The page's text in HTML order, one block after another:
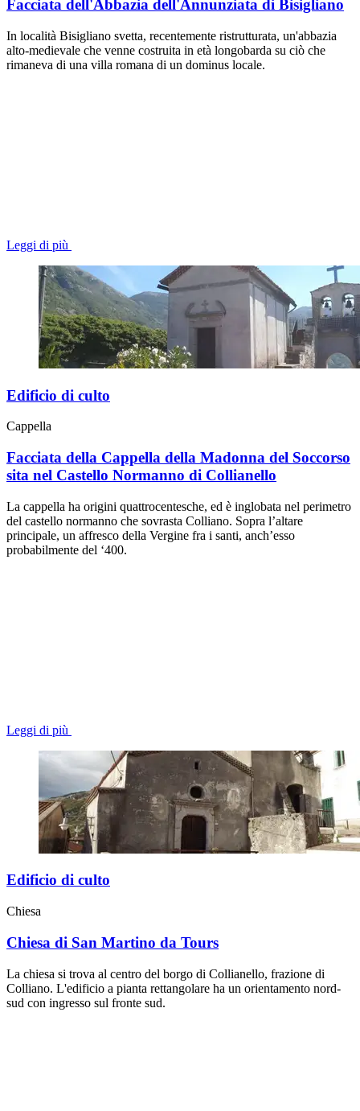
Facciata dell'Abbazia dell'Annunziata di Bisigliano
In località Bisigliano svetta, recentemente ristrutturata, un'abbazia
alto-medievale che venne costruita in età longobarda su ciò che
rimaneva di una villa romana di un dominus locale.
Leggi di più
Edificio di culto
Cappella
Facciata della Cappella della Madonna del Soccorso
sita nel Castello Normanno di Collianello
La cappella ha origini quattrocentesche, ed è inglobata nel perimetro
del castello normanno che sovrasta Colliano. Sopra l’altare
principale, un affresco della Vergine fra i santi, anch’esso
probabilmente del ‘400.
Leggi di più
Edificio di culto
Chiesa
Chiesa di San Martino da Tours
La chiesa si trova al centro del borgo di Collianello, frazione di
Colliano. L'edificio a pianta rettangolare ha un orientamento nord-
sud con ingresso sul fronte sud.